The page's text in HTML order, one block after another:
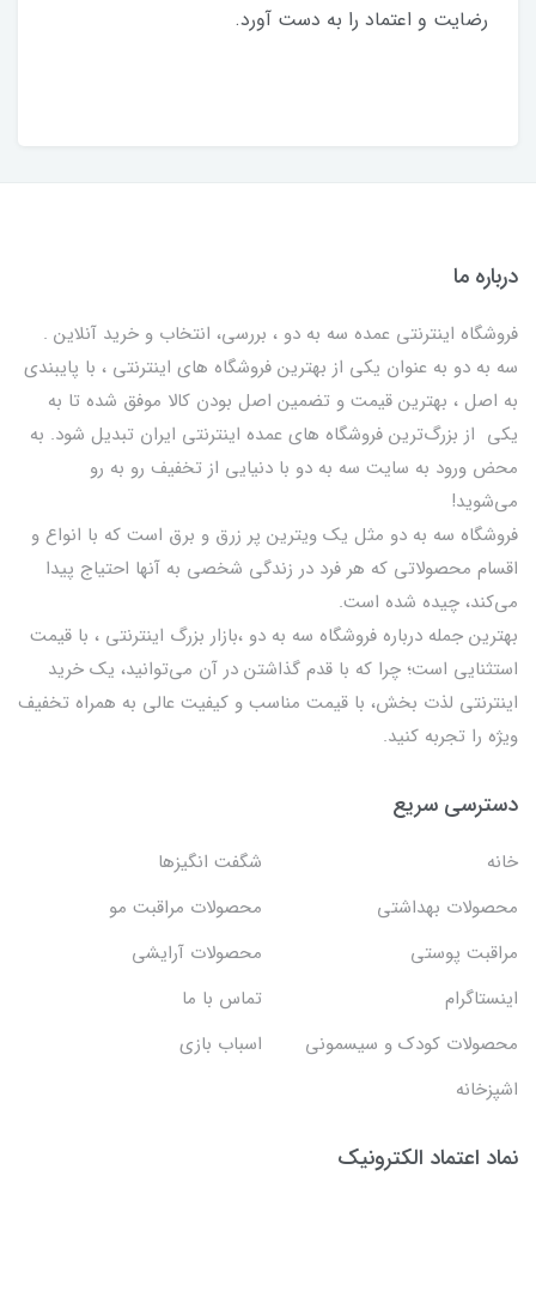
رضایت و اعتماد را به‌ دست آورد.
درباره ما
فروشگاه اینترنتی عمده سه به دو ، بررسی، انتخاب و خرید آنلاین .
سه به دو به عنوان یکی از بهترين فروشگاه های اینترنتی ، با پایبندی
به اصل ، بهترين قيمت و تضمین اصل‌ بودن کالا موفق شده تا به
يكي از بزرگ‌ترين فروشگاه هاي عمده اینترنتی ایران تبدیل شود. به
محض ورود به سایت سه به دو با دنیایی از تخفيف رو به رو
می‌شوید!
فروشگاه سه به دو مثل یک ویترین پر زرق و برق است که با انواع و
اقسام محصولاتی که هر فرد در زندگی شخصی به آنها احتیاج پیدا
می‌کند، چیده شده است.
بهترين جمله درباره فروشگاه سه به دو ،بازار بزرگ اینترنتی ، با قيمت
استثنايي است؛ چرا که با قدم گذاشتن در آن می‌توانید، یک خرید
اینترنتی لذت بخش، با قیمت مناسب و کیفیت عالی به همراه تخفیف
ویژه را تجربه کنید.
دسترسی سریع
خانه
شگفت انگيزها
محصولات بهداشتي
محصولات مراقبت مو
مراقبت پوستی
محصولات آرایشی
اینستاگرام
تماس با ما
محصولات کودک و سیسمونی
اسباب بازی
اشپزخانه
نماد اعتماد الکترونیک